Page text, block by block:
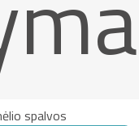
spalvos